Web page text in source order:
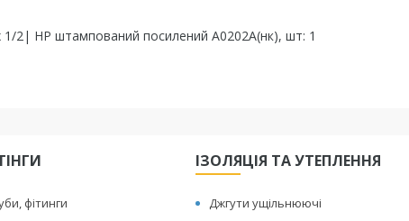
1/2| НР штампований посилений А0202А(нк), шт: 1
фітинги
ІЗОЛЯЦІЯ ТА УТЕПЛЕННЯ
Джгути ущільнюючі